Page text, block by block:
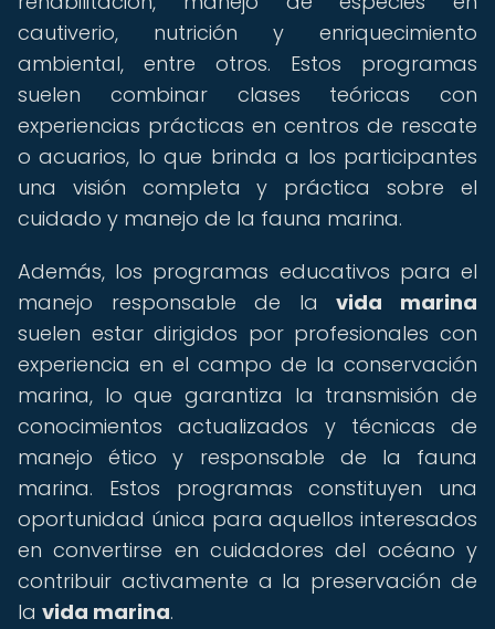
cautiverio, nutrición y enriquecimiento
ambiental, entre otros. Estos programas
suelen combinar clases teóricas con
experiencias prácticas en centros de rescate
o acuarios, lo que brinda a los participantes
una visión completa y práctica sobre el
cuidado y manejo de la fauna marina.
Además, los programas educativos para el
manejo responsable de lavida marina
suelen estar dirigidos por profesionales con
experiencia en el campo de la conservación
marina, lo que garantiza la transmisión de
conocimientos actualizados y técnicas de
manejo ético y responsable de la fauna
marina. Estos programas constituyen una
oportunidad única para aquellos interesados
en convertirse en cuidadores del océano y
contribuir activamente a la preservación de
la vida marina.